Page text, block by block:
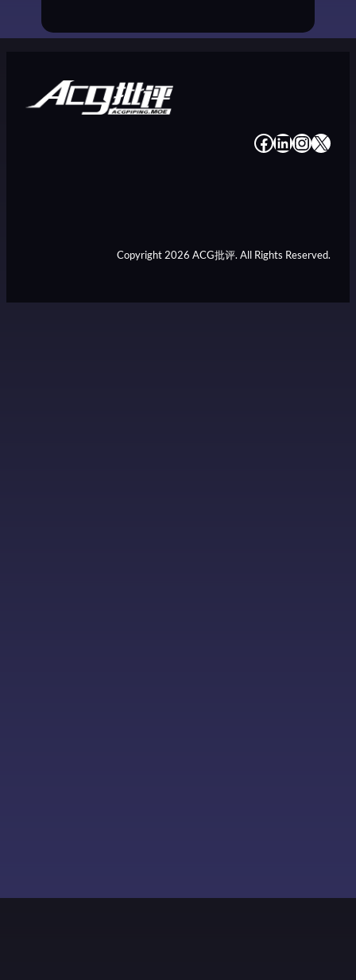
# # # #
Copyright 2026 ACG批评. All Rights Reserved.